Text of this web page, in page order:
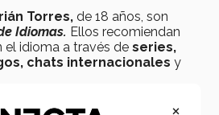
Torres, de 18 años, son
Idiomas. Ellos recomiendan
idioma a través de series,
chats internacionales y
×